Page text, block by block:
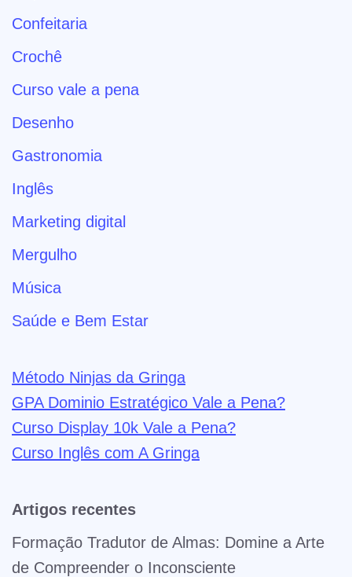
Confeitaria
Crochê
Curso vale a pena
Desenho
Gastronomia
Inglês
Marketing digital
Mergulho
Música
Saúde e Bem Estar
Método Ninjas da Gringa
GPA Dominio Estratégico Vale a Pena?
Curso Display 10k Vale a Pena?
Curso Inglês com A Gringa
Artigos recentes
Formação Tradutor de Almas: Domine a Arte
de Compreender o Inconsciente